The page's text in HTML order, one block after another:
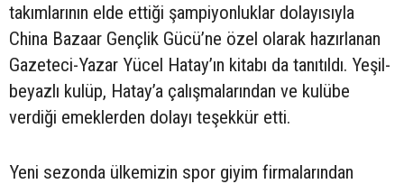
takımlarının elde ettiği şampiyonluklar dolayısıyla
China Bazaar Gençlik Gücü’ne özel olarak hazırlanan
Gazeteci-Yazar Yücel Hatay’ın kitabı da tanıtıldı. Yeşil-
beyazlı kulüp, Hatay’a çalışmalarından ve kulübe
verdiği emeklerden dolayı teşekkür etti.
Yeni sezonda ülkemizin spor giyim firmalarından